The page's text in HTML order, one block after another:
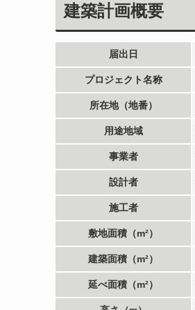
建築計画概要
届出日
プロジェクト名称
所在地（地番）
用途地域
事業者
設計者
施工者
敷地面積（m²）
建築面積（m²）
延べ面積（m²）